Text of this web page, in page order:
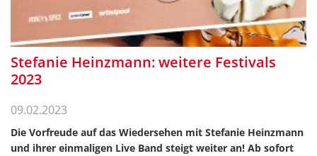
Stefanie Heinzmann: weitere Festivals
2023
09.02.2023
Die Vorfreude auf das Wiedersehen mit Stefanie Heinzmann
und ihrer einmaligen Live Band steigt weiter an! Ab sofort